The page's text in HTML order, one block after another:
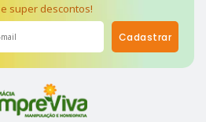
e super descontos!
Cadastrar